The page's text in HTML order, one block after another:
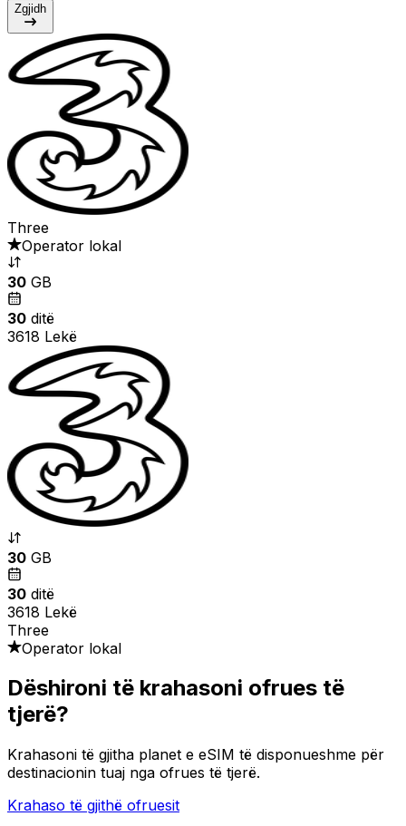
Zgjidh
Three
Operator lokal
30 GB
30 ditë
3618 Lekë
30 GB
30 ditë
3618 Lekë
Three
Operator lokal
Dëshironi të krahasoni ofrues të
tjerë?
Krahasoni të gjitha planet e eSIM të disponueshme për
destinacionin tuaj nga ofrues të tjerë.
Krahaso të gjithë ofruesit